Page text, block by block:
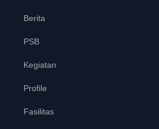
Berita
PSB
Kegiatan
Profile
Fasilitas